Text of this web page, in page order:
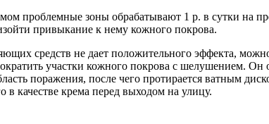
проблемные зоны обрабатывают 1 р. в сутки на
привыкание к нему кожного покрова.
средств не дает положительного эффекта,
участки кожного покрова с шелушением.
поражения, после чего протирается ватным
качестве крема перед выходом на улицу.